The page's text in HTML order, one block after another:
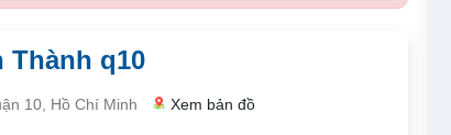
Thành q10
10, Hồ Chí Minh Xem bản đồ